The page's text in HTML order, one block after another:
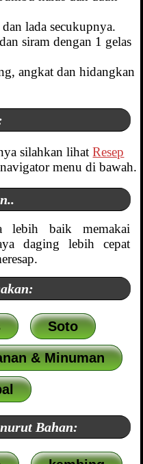
lada secukupnya.
siram dengan 1 gelas
angkat dan hidangkan
silahkan lihatResep
menu di bawah.
lebih baik memakai
daging lebih cepat
Soto
& Minuman
Bahan: